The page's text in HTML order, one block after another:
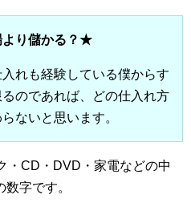
り儲かる？★
れも経験している僕からす
のであれば、どの仕入れ方
ないと思います。
・CD・DVD・家電などの中
字です。